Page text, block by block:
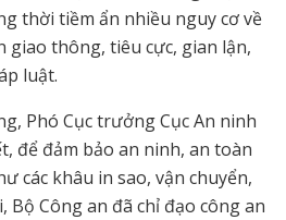
thời tiềm ẩn nhiều nguy cơ về
thông, tiêu cực, gian lận,
luật.
Phó Cục trưởng Cục An ninh
để đảm bảo an ninh, an toàn
các khâu in sao, vận chuyển,
Bộ Công an đã chỉ đạo công an